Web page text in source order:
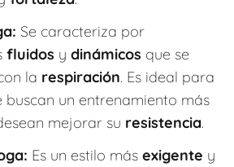
Se caracteriza por
fluidos y dinámicos que se
la respiración. Es ideal para
buscan un entrenamiento más
mejorar su resistencia.
Es un estilo más exigente y